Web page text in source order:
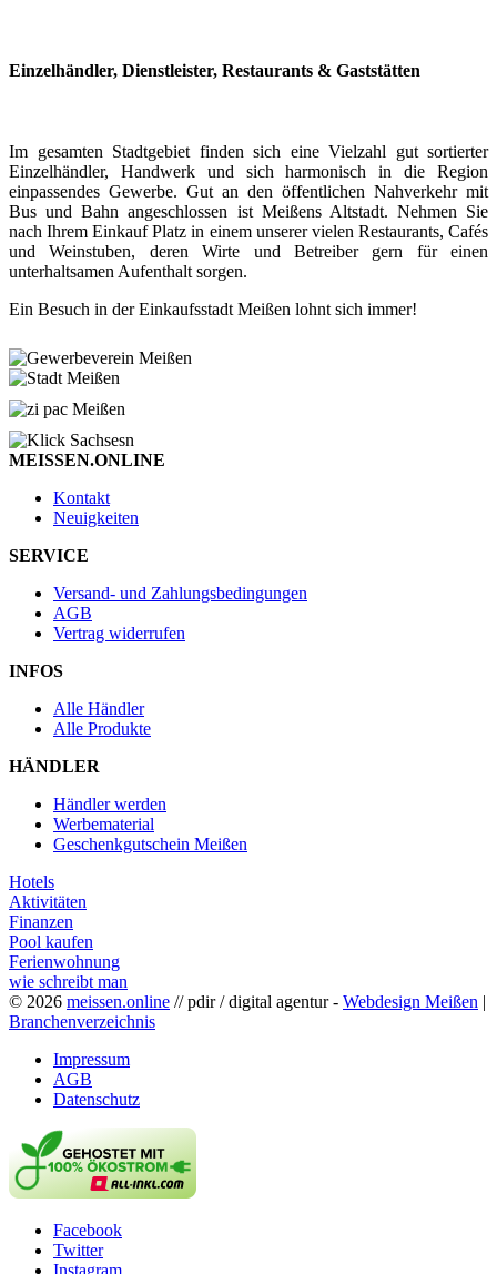
Einzelhändler, Dienstleister, Restaurants & Gaststätten
Im gesamten Stadtgebiet finden sich eine Vielzahl gut sortierter
Einzelhändler, Handwerk und sich harmonisch in die Region
einpassendes Gewerbe. Gut an den öffentlichen Nahverkehr mit
Bus und Bahn angeschlossen ist Meißens Altstadt. Nehmen Sie
nach Ihrem Einkauf Platz in einem unserer vielen Restaurants, Cafés
und Weinstuben, deren Wirte und Betreiber gern für einen
unterhaltsamen Aufenthalt sorgen.
Ein Besuch in der Einkaufsstadt Meißen lohnt sich immer!
MEISSEN.ONLINE
Kontakt
Neuigkeiten
SERVICE
Versand- und Zahlungsbedingungen
AGB
Vertrag widerrufen
INFOS
Alle Händler
Alle Produkte
HÄNDLER
Händler werden
Werbematerial
Geschenkgutschein Meißen
Hotels
Aktivitäten
Finanzen
Pool kaufen
Ferienwohnung
wie schreibt man
© 2026 meissen.online // pdir / digital agentur - Webdesign Meißen |
Branchenverzeichnis
Impressum
AGB
Datenschutz
Facebook
Twitter
Instagram